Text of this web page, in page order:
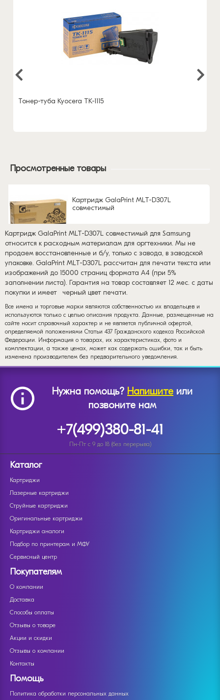
Тонер-туба Kyocera TK-1115
Просмотренные товары
Картридж GalaPrint MLT-D307L
совместимый
Картридж GalaPrint MLT-D307L совместимый для Samsung
относится к расходным материалам для оргтехники. Мы не
продаем восстановленные и б/у, только с завода, в заводской
упаковке. GalaPrint MLT-D307L рассчитан для печати текста или
изображений до 15000 страниц формата А4 (при 5%
заполнении листа). Гарантия на товар составляет 12 мес. с даты
покупки и имеет
черный цвет печати.
Все имена и торговые марки являются собственностью их владельцев и
используются только с целью описания продукта. Данные, размещенные на
сайте носит справочный характер и не является публичной офертой,
определяемой положениями Статьи 437 Гражданского кодекса Российской
Федерации. Информация о товарах, их характеристиках, фото и
комплектации, а также ценах, может как содержать ошибки, так и быть
изменена производителем без предварительного уведомления.
Нужна помощь? Напишите или
позвоните нам
+7(499)380-81-41
Пн-Пт с 9 до 18 (без перерыва)
Каталог
Картриджи
Лазерные картриджи
Струйные картриджи
Оригинальные картриджи
Картриджи аналоги
Подбор по принтерам и МФУ
Сервисный центр
Покупателям
О компании
Доставка
Способы оплаты
Отзывы о товаре
Акции и скидки
Отзывы о компании
Контакты
Помощь
Политика обработки персональных данных